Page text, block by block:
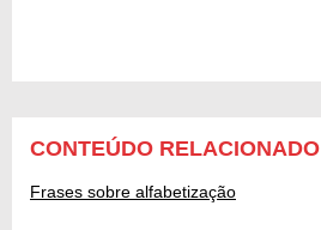
CONTEÚDO RELACIONADO
Frases sobre alfabetização